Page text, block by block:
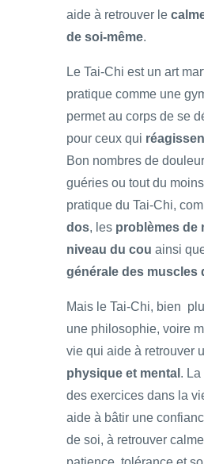
aide à retrouver le
de soi-même.
Le Tai-Chi est un art
pratique comme une
permet au corps de se
pour ceux qui
Bon nombres de
guéries ou tout du
pratique du Tai-Chi,
dos, les problèmes de
niveau du cou ainsi que
générale des muscles
Mais le Tai-Chi, bien
une philosophie, voire
vie qui aide à retrouver
physique et mental .
des exercices dans la
aide à bâtir une
de soi, à retrouver